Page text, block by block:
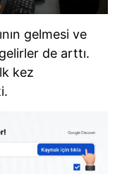
gelmesi ve
de arttı.
kez